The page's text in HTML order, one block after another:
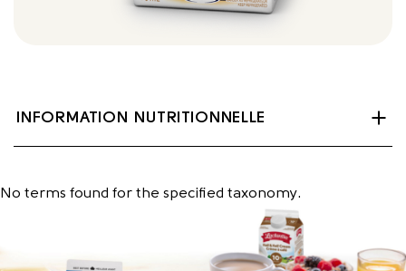
INFORMATION NUTRITIONNELLE
No terms found for the specified taxonomy.